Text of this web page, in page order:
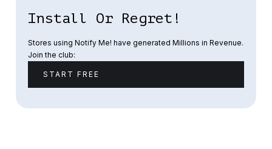
Install Or Regret!
Stores using Notify Me! have generated Millions in Revenue.
Join the club:
START FREE